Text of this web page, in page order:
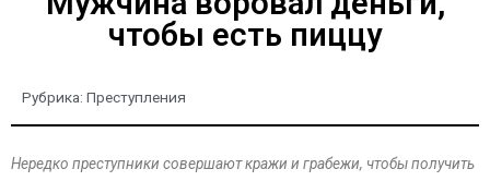
чтобы есть пиццу
Рубрика: Преступления
Нередко преступники совершают кражи и грабежи, чтобы получить